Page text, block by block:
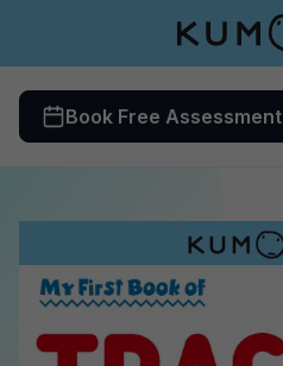
Book Free Assessment